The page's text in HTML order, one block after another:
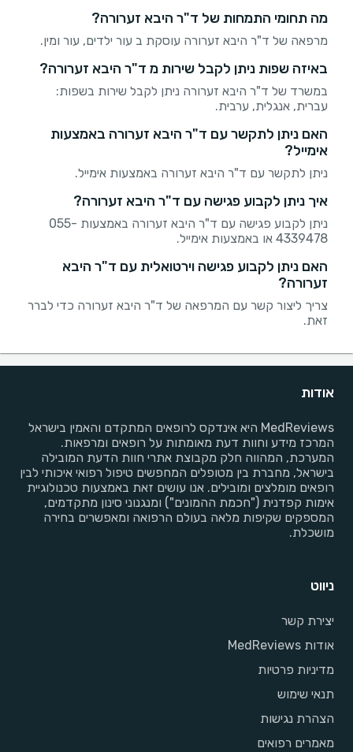
מה תחומי התמחות של ד"ר היבא זערורה?
מרפאה של ד"ר היבא זערורה עוסקת ב עור ילדים, עור ומין.
באיזה שפות ניתן לקבל שירות מ ד"ר היבא זערורה?
במשרד של ד"ר היבא זערורה ניתן לקבל שירות בשפות:
עברית, אנגלית, ערבית.
האם ניתן לתקשר עם ד"ר היבא זערורה באמצעות
אימייל?
ניתן לתקשר עם ד"ר היבא זערורה באמצעות אימייל.
איך ניתן לקבוע פגישה עם ד"ר היבא זערורה?
ניתן לקבוע פגישה עם ד"ר היבא זערורה באמצעות 055-
4339478 או באמצעות אימייל.
האם ניתן לקבוע פגישה וירטואלית עם ד"ר היבא
זערורה?
צריך ליצור קשר עם המרפאה של ד"ר היבא זערורה כדי לברר
זאת.
אודות
MedReviews היא אינדקס לרופאים המתקדם והאמין בישראל
המרכז מידע וחוות דעת מאומתות על רופאים ומרפאות.
המערכת, המהווה חלק מקבוצת אתרי חוות הדעת המובילה
בישראל, מחברת בין מטופלים המחפשים טיפול רפואי איכותי לבין
רופאים מומלצים ומובילים. אנו עושים זאת באמצעות טכנולוגיית
אימות קפדנית ("חכמת ההמונים") ומנגנוני סינון מתקדמים,
המספקים שקיפות מלאה בעולם הרפואה ומאפשרים בחירה
מושכלת.
ניווט
יצירת קשר
אודות MedReviews
מדיניות פרטיות
תנאי שימוש
הצהרת נגישות
מאמרים רפואים